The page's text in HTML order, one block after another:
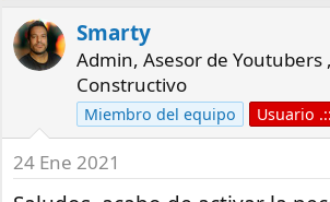
r
a
d
e
i
n
c
Smarty
Admin, Asesor de Youtubers
Constructivo
Miembro del equipo Usuario
24 Ene 2021